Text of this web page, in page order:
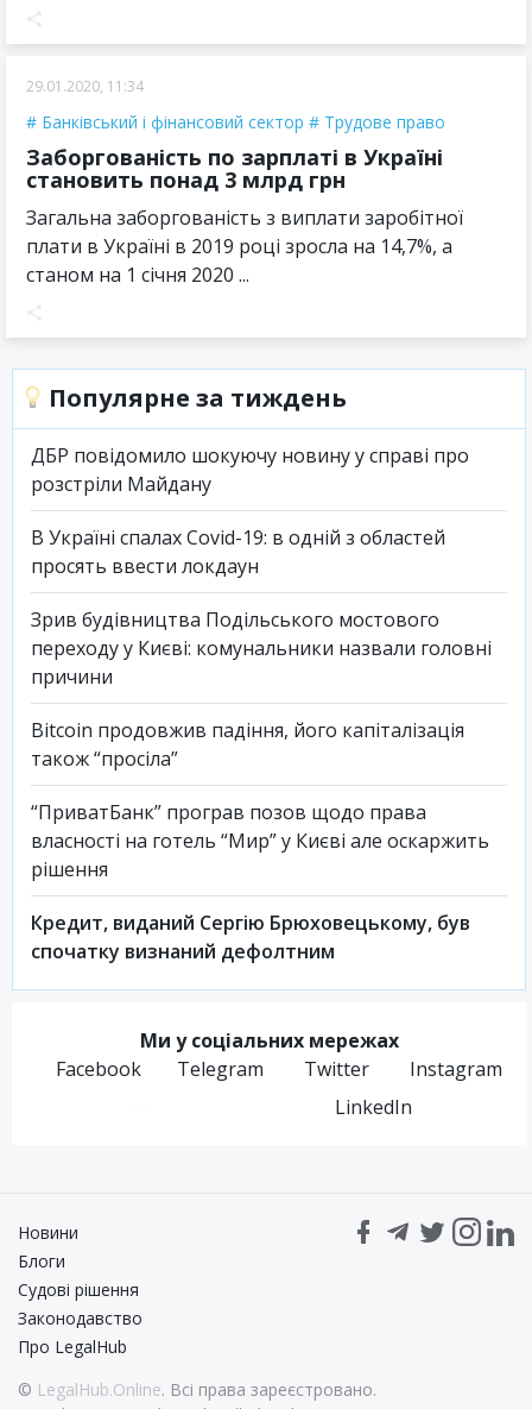
29.01.2020, 11:34
Банківський і фінансовий сектор Трудове право
Заборгованість по зарплаті в Україні
становить понад 3 млрд грн
Загальна заборгованість з виплати заробітної
плати в Україні в 2019 році зросла на 14,7%, а
станом на 1 січня 2020 ...
Популярне за тиждень
ДБР повідомило шокуючу новину у справі про
розстріли Майдану
В Україні спалах Covid-19: в одній з областей
просять ввести локдаун
Зрив будівництва Подільського мостового
переходу у Києві: комунальники назвали головні
причини
Bitcoin продовжив падіння, його капіталізація
також “просіла”
“ПриватБанк” програв позов щодо права
власності на готель “Мир” у Києві але оскаржить
рішення
Кредит, виданий Сергію Брюховецькому, був
спочатку визнаний дефолтним
Ми у соціальних мережах
Facebook
Telegram Twitter
Instagram
LinkedIn
© LegalHub.Online. Всі права зареєстровано.
Новини
Блоги
Судові рішення
Законодавство
Про LegalHub